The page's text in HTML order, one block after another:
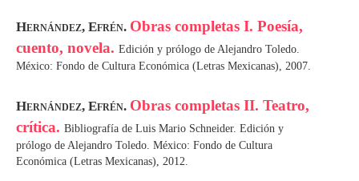
Hernández, Efrén. Obras completas I. Poesía,
cuento, novela. Edición y prólogo de Alejandro Toledo.
México: Fondo de Cultura Económica (Letras Mexicanas), 2007.
Hernández, Efrén. Obras completas II. Teatro,
crítica. Bibliografía de Luis Mario Schneider. Edición y
prólogo de Alejandro Toledo. México: Fondo de Cultura
Económica (Letras Mexicanas), 2012.